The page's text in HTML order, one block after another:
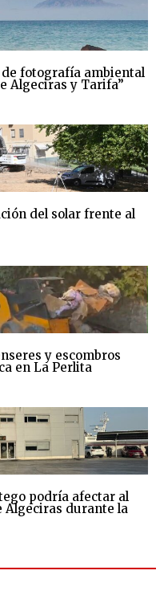
de fotografía ambiental
Algeciras y Tarifa”
del solar frente al
y escombros
en La Perlita
podría afectar al
Algeciras durante la